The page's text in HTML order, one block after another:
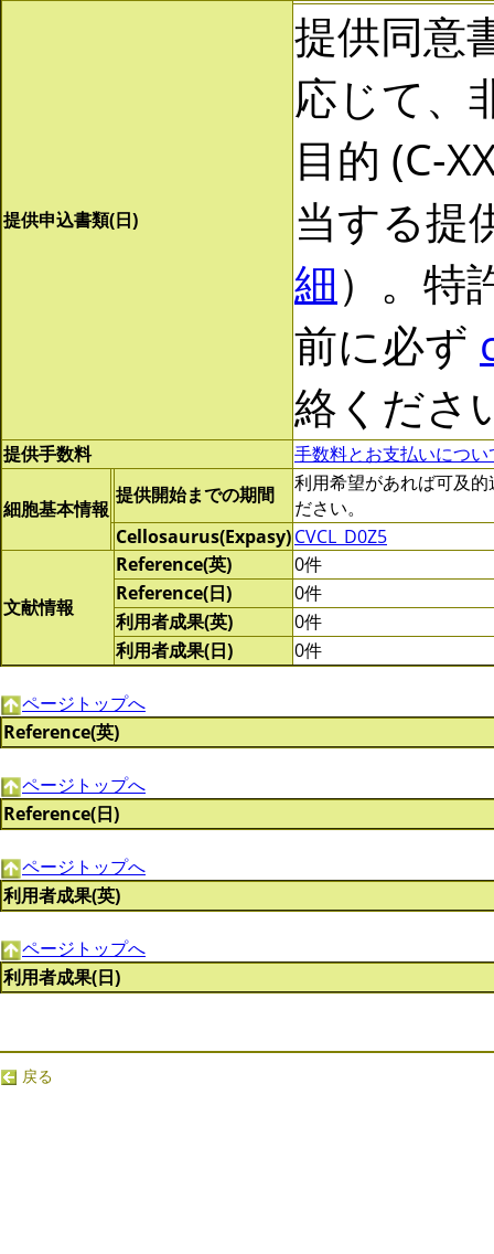
提供申込書類(日)
提供同意
応じて、
目的 (C-
当する提
細）。特
前に必ず
絡くださ
提供手数料 手数料とお支払いにつ
細胞基本情報
提供開始までの期間
利用希望があれば可及
ださい。
Cellosaurus(Expasy)CVCL_D0Z5
文献情報
Reference(英)
0件
Reference(日)
0件
利用者成果(英)
0件
利用者成果(日)
0件
ページトップへ
Reference(英)
ページトップへ
Reference(日)
ページトップへ
利用者成果(英)
ページトップへ
利用者成果(日)
戻る